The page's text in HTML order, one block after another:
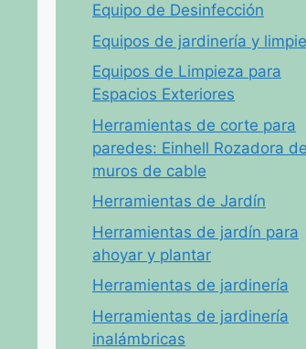
Equipo de Desinfección
Equipos de jardinería y
Equipos de Limpieza para
Espacios Exteriores
Herramientas de corte para
paredes: Einhell Rozadora de
muros de cable
Herramientas de Jardín
Herramientas de jardín para
ahoyar y plantar
Herramientas de jardinería
Herramientas de jardinería
inalámbricas